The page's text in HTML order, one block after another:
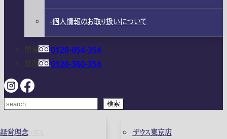
ガレージハウス
経営理念
ザウス東京店
個人情報のお取り扱いについて
0120-054-354
0120-360-354
検索